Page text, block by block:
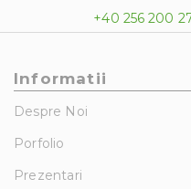
+40 256 200
Informatii
Despre Noi
Porfolio
Prezentari